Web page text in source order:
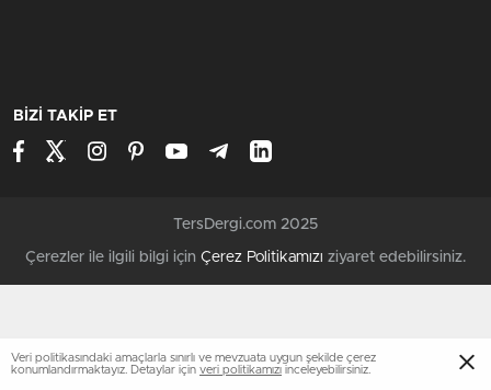
BİZİ TAKİP ET
TersDergi.com 2025
Çerezler ile ilgili bilgi için Çerez Politikamızı ziyaret edebilirsiniz.
Veri politikasındaki amaçlarla sınırlı ve mevzuata uygun şekilde çerez
konumlandırmaktayız. Detaylar için veri politikamızı inceleyebilirsiniz.